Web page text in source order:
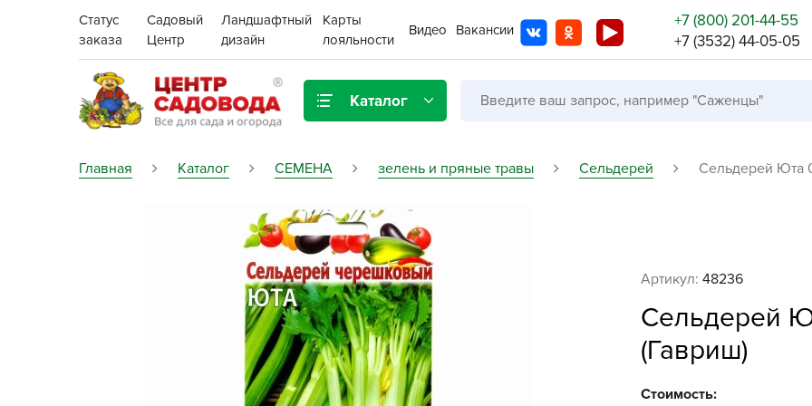
Статус
заказа
Садовый
Центр
Ландшафтный
дизайн
Карты
лояльности
Видео Вакансии
+7 (800) 201-44-55
+7 (3532) 44-05-05
Каталог
Газонная трава
Декор для дома и сада
Ёмкости для рассады и
Цена:
Поиск Бренды
Главная Каталог СЕМЕНА зелень и пряные травы Сельдерей Сельдерей Юта
Артикул: 48236
Сельдерей
(Гавриш)
Стоимость: